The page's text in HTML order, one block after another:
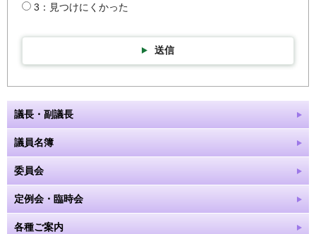
3：見つけにくかった
送信
議長・副議長
議員名簿
委員会
定例会・臨時会
各種ご案内